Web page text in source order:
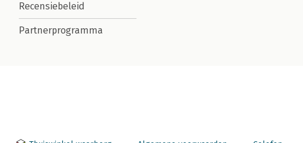
Recensiebeleid
Partnerprogramma